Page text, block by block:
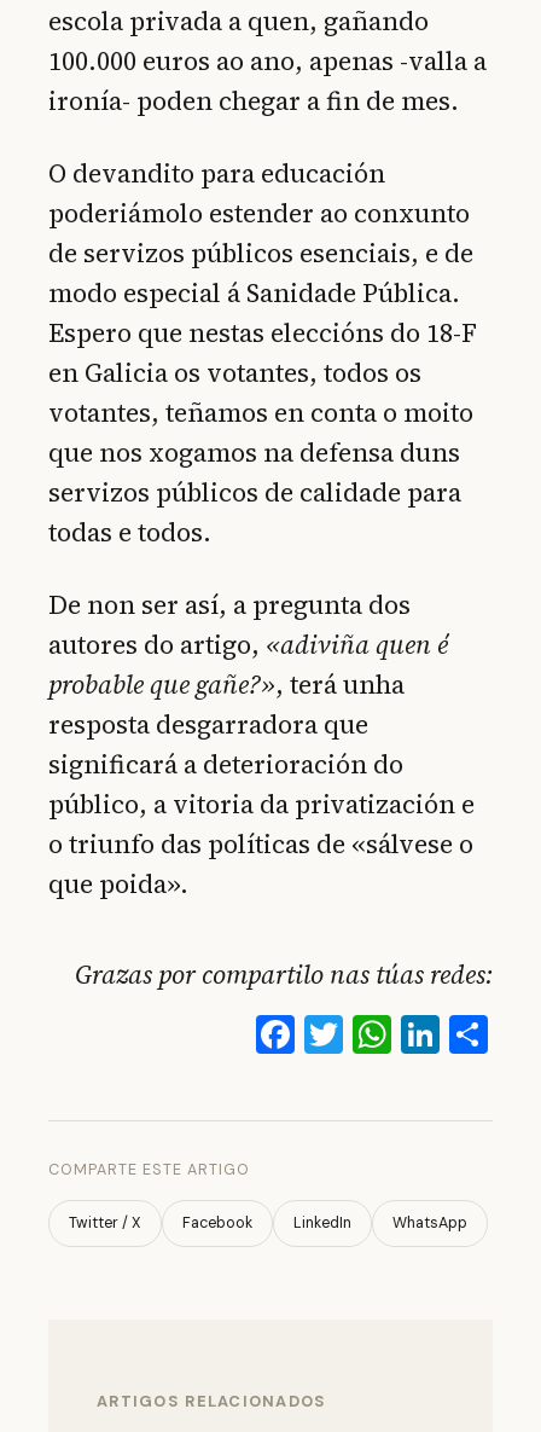
escola privada a quen, gañando
100.000 euros ao ano, apenas -valla a
ironía- poden chegar a fin de mes.
O devandito para educación
poderiámolo estender ao conxunto
de servizos públicos esenciais, e de
modo especial á Sanidade Pública.
Espero que nestas eleccións do 18-F
en Galicia os votantes, todos os
votantes, teñamos en conta o moito
que nos xogamos na defensa duns
servizos públicos de calidade para
todas e todos.
De non ser así, a pregunta dos
autores do artigo, «adiviña quen é
probable que gañe?», terá unha
resposta desgarradora que
significará a deterioración do
público, a vitoria da privatización e
o triunfo das políticas de «sálvese o
que poida».
Grazas por compartilo nas túas redes:
Facebook
Twitter
COMPARTE ESTE ARTIGO
Twitter / X Facebook LinkedIn WhatsApp
ARTIGOS RELACIONADOS